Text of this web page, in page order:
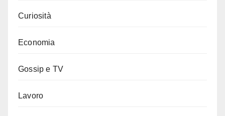
Curiosità
Economia
Gossip e TV
Lavoro